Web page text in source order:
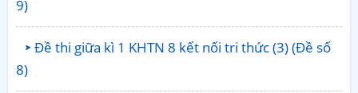
9)
Đề thi giữa kì 1 KHTN 8 kết nối tri thức (3) (Đề số
8)